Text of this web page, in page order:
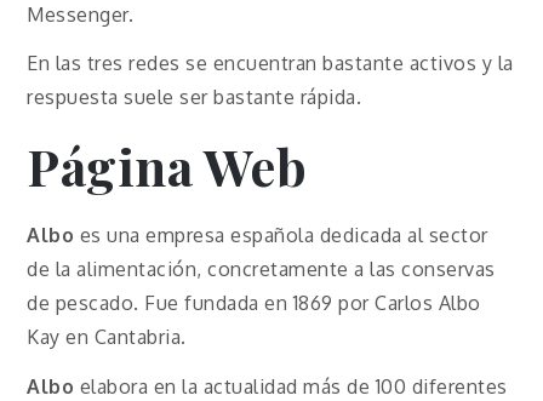
Messenger.
En las tres redes se encuentran bastante activos y la
respuesta suele ser bastante rápida.
Página Web
Albo es una empresa española dedicada al sector
de la alimentación, concretamente a las conservas
de pescado. Fue fundada en 1869 por Carlos Albo
Kay en Cantabria.
Albo elabora en la actualidad más de 100 diferentes